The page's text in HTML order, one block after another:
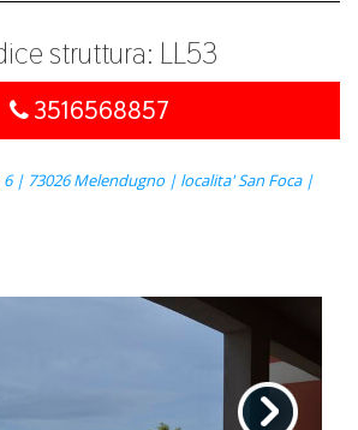
struttura: LL53
3516568857
6 | 73026 Melendugno | localita' San Foca |